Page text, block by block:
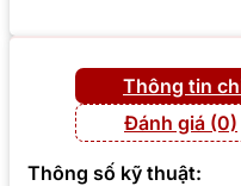
Thông tin
Đánh giá (0)
Thông số kỹ thuật: